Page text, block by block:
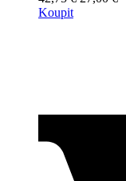
Koupit